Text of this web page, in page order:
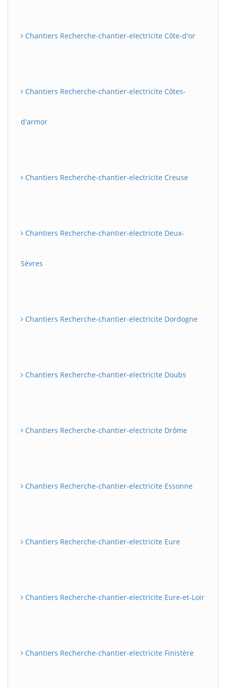
Chantiers Recherche-chantier-electricite Côte-d'or
Chantiers Recherche-chantier-electricite Côtes-
d'armor
Chantiers Recherche-chantier-electricite Creuse
Chantiers Recherche-chantier-electricite Deux-
Sèvres
Chantiers Recherche-chantier-electricite Dordogne
Chantiers Recherche-chantier-electricite Doubs
Chantiers Recherche-chantier-electricite Drôme
Chantiers Recherche-chantier-electricite Essonne
Chantiers Recherche-chantier-electricite Eure
Chantiers Recherche-chantier-electricite Eure-et-Loir
Chantiers Recherche-chantier-electricite Finistère